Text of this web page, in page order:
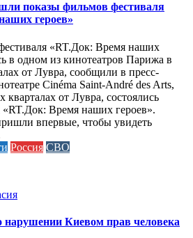
показы фильмов фестиваля
героев»
«RT.Док: Время наших
в одном из кинотеатров Парижа в
от Лувра, сообщили в пресс-
Cinéma Saint-André des Arts,
кварталах от Лувра, состоялись
«RT.Док: Время наших героев».
впервые, чтобы увидеть
Россия СВО
Киевом прав человека